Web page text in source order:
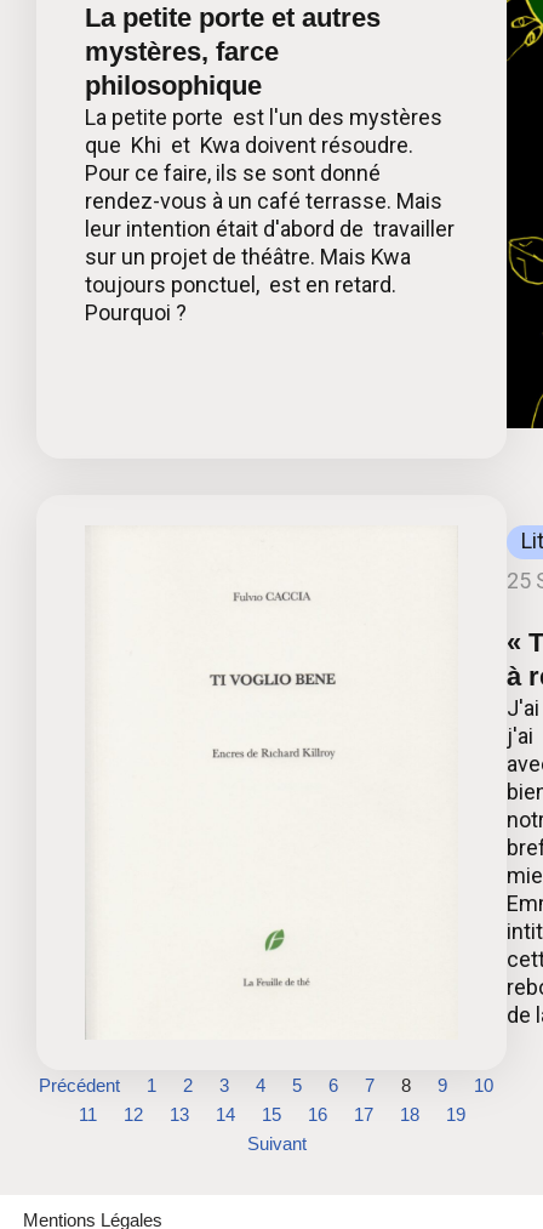
La petite porte et autres
mystères, farce
philosophique
La petite porte est l'un des mystères
que Khi et Kwa doivent résoudre.
Pour ce faire, ils se sont donné
rendez-vous à un café terrasse. Mais
leur intention était d'abord de travailler
sur un projet de théâtre. Mais Kwa
toujours ponctuel, est en retard.
Pourquoi ?
25
«
à
j'ai
de
Précédent 1 2 3 4 5 6 7 8 9
10
11
12 13 14 15 16 17 18
19
Suivant
Mentions Légales